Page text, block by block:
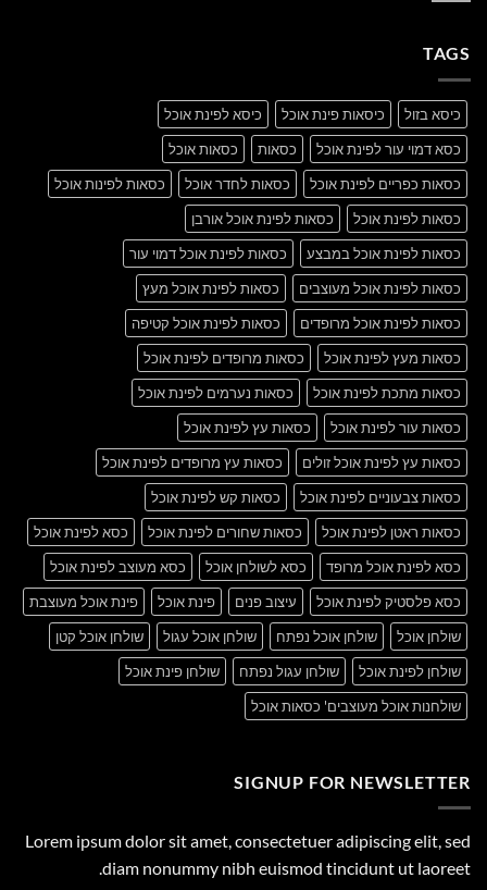
TAGS
כיסא בזול כיסאות פינת אוכל
כיסא לפינת אוכל
כסא דמוי עור לפינת אוכל
כסאות
כסאות אוכל
כסאות כפריים לפינת אוכל
כסאות לחדר אוכל
כסאות לפינות אוכל
כסאות לפינת אוכל
כסאות לפינת אוכל אורבן
כסאות לפינת אוכל במבצע
כסאות לפינת אוכל דמוי עור
כסאות לפינת אוכל מעוצבים
כסאות לפינת אוכל מעץ
כסאות לפינת אוכל מרופדים
כסאות לפינת אוכל קטיפה
כסאות מעץ לפינת אוכל
כסאות מרופדים לפינת אוכל
כסאות מתכת לפינת אוכל
כסאות נערמים לפינת אוכל
כסאות עור לפינת אוכל
כסאות עץ לפינת אוכל
כסאות עץ לפינת אוכל זולים
כסאות עץ מרופדים לפינת אוכל
כסאות צבעוניים לפינת אוכל
כסאות קש לפינת אוכל
כסאות ראטן לפינת אוכל
כסאות שחורים לפינת אוכל
כסא לפינת אוכל
כסא לפינת אוכל מרופד
כסא לשולחן אוכל
כסא מעוצב לפינת אוכל
כסא פלסטיק לפינת אוכל
עיצוב פנים פינת אוכל
פינת אוכל מעוצבת
שולחן אוכל
שולחן אוכל נפתח שולחן אוכל עגול
שולחן אוכל קטן
שולחן לפינת אוכל
שולחן עגול נפתח
שולחן פינת אוכל
שולחנות אוכל מעוצבים' כסאות אוכל
SIGNUP FOR NEWSLETTER
Lorem ipsum dolor sit amet, consectetuer adipiscing elit, sed
diam nonummy nibh euismod tincidunt ut laoreet.